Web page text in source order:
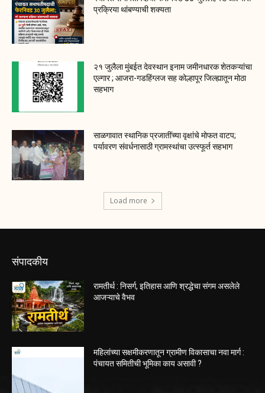
प्रक्रिया थांबण्याची शक्यता
२१ जुलैला मुंबईत देवस्थान इनाम जमीनधारक शेतकऱ्यांचा
एल्गार ; आजरा-गडहिंग्लज सह कोल्हापूर जिल्ह्यातून मोठा
सहभाग
साळगावात स्थानिक प्रजातींच्या वृक्षांचे मोफत वाटप;
पर्यावरण संवर्धनासाठी ग्रामस्थांचा उत्स्फूर्त सहभाग
Load more
संपादकीय
रामतीर्थ : निसर्ग, इतिहास आणि श्रद्धेचा संगम असलेले
आजऱ्याचे वैभव
महिलांच्या सक्षमीकरणातून ग्रामीण विकासाचा नवा मार्ग :
पंचायत समितीची भूमिका काय असावी ?